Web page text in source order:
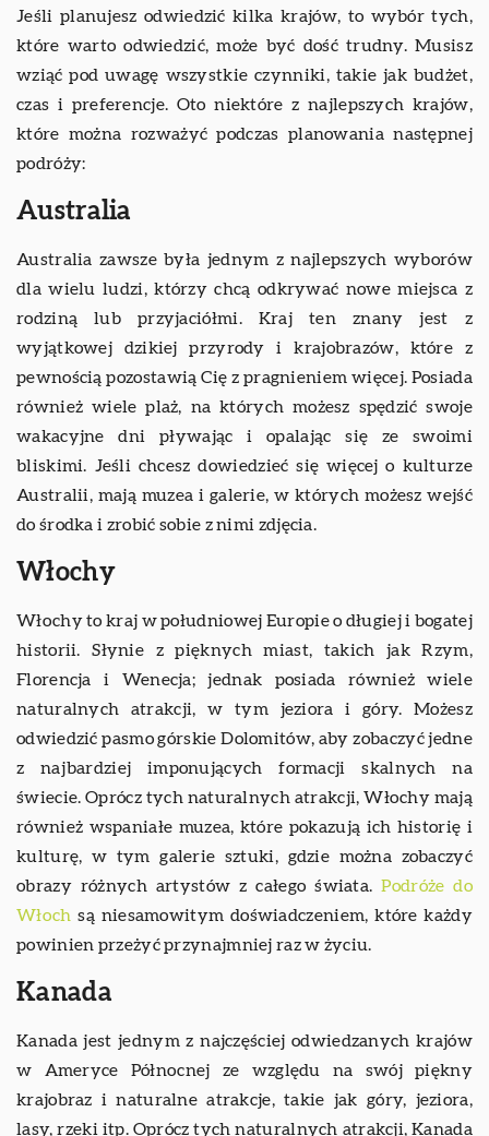
Jeśli planujesz odwiedzić kilka krajów, to wybór tych,
które warto odwiedzić, może być dość trudny. Musisz
wziąć pod uwagę wszystkie czynniki, takie jak budżet,
czas i preferencje. Oto niektóre z najlepszych krajów,
które można rozważyć podczas planowania następnej
podróży:
Australia
Australia zawsze była jednym z najlepszych wyborów
dla wielu ludzi, którzy chcą odkrywać nowe miejsca z
rodziną lub przyjaciółmi. Kraj ten znany jest z
wyjątkowej dzikiej przyrody i krajobrazów, które z
pewnością pozostawią Cię z pragnieniem więcej. Posiada
również wiele plaż, na których możesz spędzić swoje
wakacyjne dni pływając i opalając się ze swoimi
bliskimi. Jeśli chcesz dowiedzieć się więcej o kulturze
Australii, mają muzea i galerie, w których możesz wejść
do środka i zrobić sobie z nimi zdjęcia.
Włochy
Włochy to kraj w południowej Europie o długiej i bogatej
historii. Słynie z pięknych miast, takich jak Rzym,
Florencja i Wenecja; jednak posiada również wiele
naturalnych atrakcji, w tym jeziora i góry. Możesz
odwiedzić pasmo górskie Dolomitów, aby zobaczyć jedne
z najbardziej imponujących formacji skalnych na
świecie. Oprócz tych naturalnych atrakcji, Włochy mają
również wspaniałe muzea, które pokazują ich historię i
kulturę, w tym galerie sztuki, gdzie można zobaczyć
obrazy różnych artystów z całego świata.Podróże do
Włoch są niesamowitym doświadczeniem, które każdy
powinien przeżyć przynajmniej raz w życiu.
Kanada
Kanada jest jednym z najczęściej odwiedzanych krajów
w Ameryce Północnej ze względu na swój piękny
krajobraz i naturalne atrakcje, takie jak góry, jeziora,
lasy, rzeki itp. Oprócz tych naturalnych atrakcji, Kanada